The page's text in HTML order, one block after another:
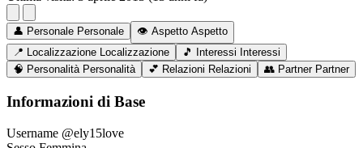
👤 Personale Personale 👁️ Aspetto Aspetto
📍 Localizzazione Localizzazione 🎵 Interessi Interessi
🧠 Personalità Personalità 💕 Relazioni Relazioni 👥 Partner Partner
Informazioni di Base
Username @ely15love